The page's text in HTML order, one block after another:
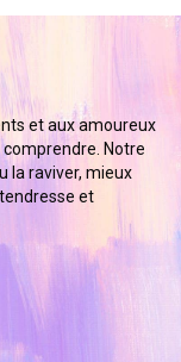
et aux amoureux
comprendre. Notre
la raviver, mieux
et